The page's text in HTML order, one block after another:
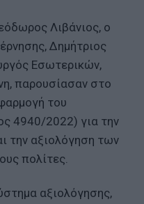
Λιβάνιος, ο
Δημήτριος
Εσωτερικών,
παρουσίασαν στο
του
4940/2022) για την
την αξιολόγηση των
πολίτες.
αξιολόγησης,